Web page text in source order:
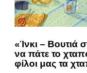
«Ίνκι – Βουτιά
να πάτε το
φίλοι μας τα